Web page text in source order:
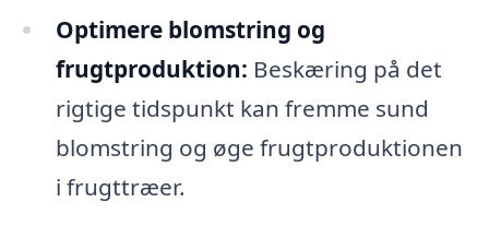
Optimere blomstring og
frugtproduktion: Beskæring på det
rigtige tidspunkt kan fremme sund
blomstring og øge frugtproduktionen
i frugttræer.